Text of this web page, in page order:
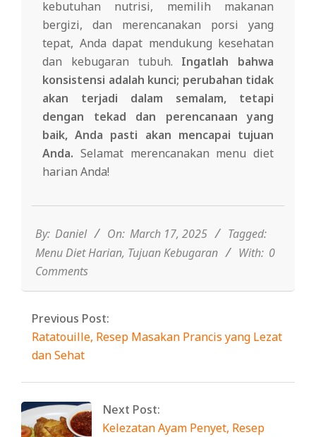
kebutuhan nutrisi, memilih makanan
bergizi, dan merencanakan porsi yang
tepat, Anda dapat mendukung kesehatan
dan kebugaran tubuh. Ingatlah bahwa
konsistensi adalah kunci; perubahan tidak
akan terjadi dalam semalam, tetapi
dengan tekad dan perencanaan yang
baik, Anda pasti akan mencapai tujuan
Anda. Selamat merencanakan menu diet
harian Anda!
17
By: Daniel On: March 17, 2025
Tagged:
Menu Diet Harian, Tujuan Kebugaran With: 0
Comments
Previous Post:
Ratatouille, Resep Masakan Prancis yang Lezat
dan Sehat
Next Post:
Kelezatan Ayam Penyet, Resep